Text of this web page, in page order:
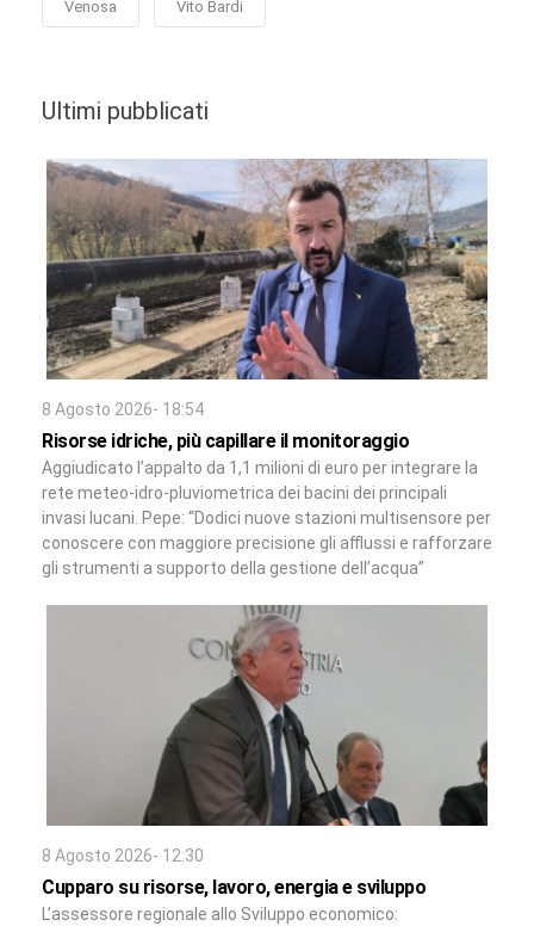
Venosa Vito Bardi
Ultimi pubblicati
8 Agosto 2026- 18:54
Risorse idriche, più capillare il monitoraggio
Aggiudicato l’appalto da 1,1 milioni di euro per integrare la
rete meteo-idro-pluviometrica dei bacini dei principali
invasi lucani. Pepe: “Dodici nuove stazioni multisensore per
conoscere con maggiore precisione gli afflussi e rafforzare
gli strumenti a supporto della gestione dell’acqua”
8 Agosto 2026- 12:30
Cupparo su risorse, lavoro, energia e sviluppo
L’assessore regionale allo Sviluppo economico: